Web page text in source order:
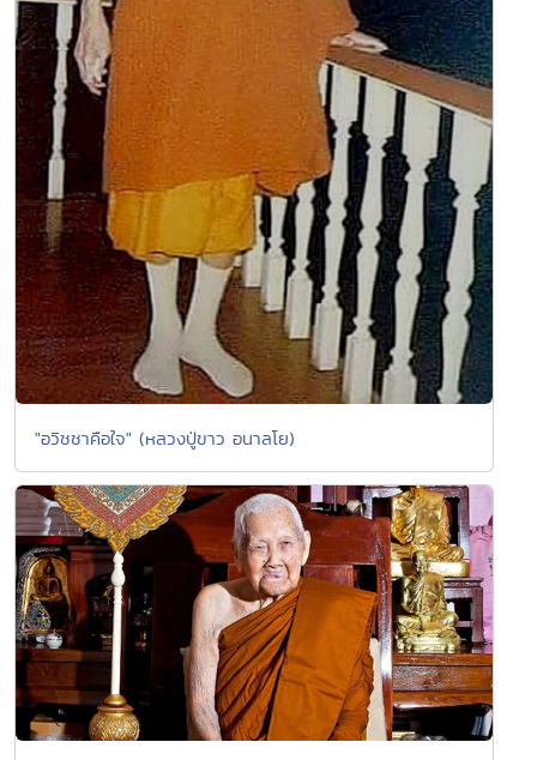
"อวิชชาคือใจ" (หลวงปู่ขาว อนาลโย)